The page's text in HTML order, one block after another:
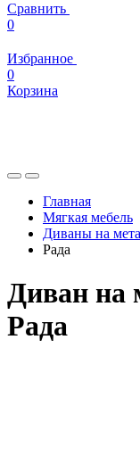
Сравнить
0
Избранное
0
Корзина
Главная
Мягкая мебель
Диваны на
Рада
Диван на
Рада